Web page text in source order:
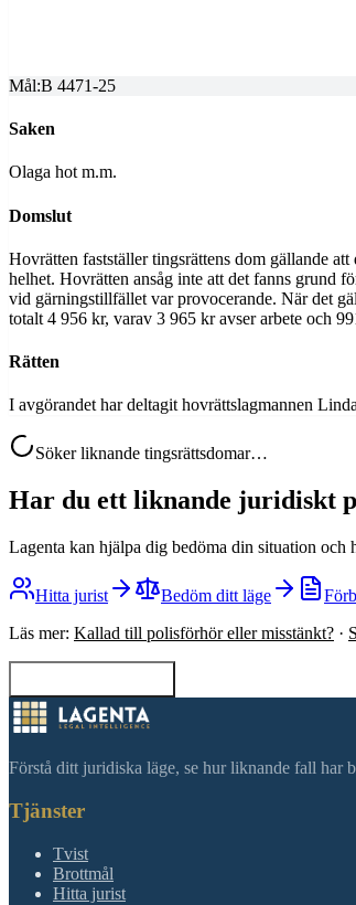
Mål:B 4471-25
Saken
Olaga hot m.m.
Domslut
Hovrätten fastställer tingsrättens dom gällande
helhet. Hovrätten ansåg inte att det fanns grund
vid gärningstillfället var provocerande. När det
totalt 4 956 kr, varav 3 965 kr avser arbete och
Rätten
I avgörandet har deltagit hovrättslagmannen
Söker liknande tingsrättsdomar…
Har du ett liknande juridiskt
Lagenta kan hjälpa dig bedöma din situation och
Hitta jurist Bedöm ditt läge
Läs mer: Kallad till polisförhör eller misstänkt? ·
Förstå ditt juridiska läge, se hur liknande fall har
Tjänster
Tvist
Brottmål
Hitta jurist